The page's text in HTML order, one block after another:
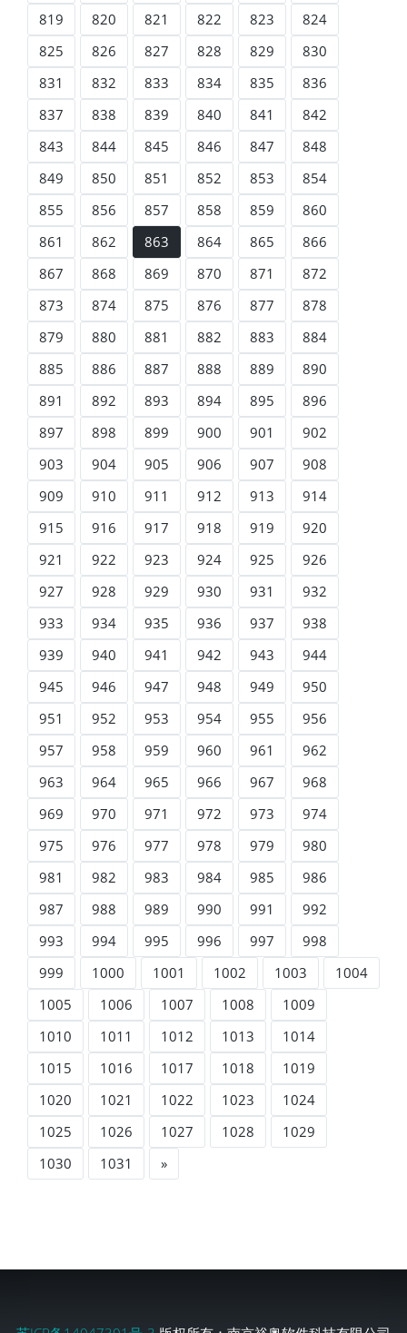
819
820 821 822 823
824
825
826 827 828 829
830
831
832 833 834 835
836
837
838 839 840 841
842
843
844 845 846 847
848
849
850 851 852 853
854
855
856 857 858 859
860
861
862 863 864 865
866
867
868 869 870 871
872
873
874 875 876 877
878
879
880 881 882 883
884
885
886 887 888 889
890
891
892 893 894 895
896
897
898 899 900 901
902
903
904 905 906 907
908
909
910 911 912 913
914
915
916 917 918 919
920
921
922 923 924 925
926
927
928 929 930 931
932
933
934 935 936 937
938
939
940 941 942 943
944
945
946 947 948 949
950
951
952 953 954 955
956
957
958 959 960 961
962
963
964 965 966 967
968
969
970 971 972 973
974
975
976 977 978 979
980
981
982 983 984 985
986
987
988 989 990 991
992
993
994 995 996 997
998
999
1000 1001 1002 1003
1004
1005
1006 1007 1008
1009
1010
1011 1012 1013
1014
1015
1016 1017 1018
1019
1020
1021 1022 1023
1024
1025
1026 1027 1028
1029
1030
1031 »